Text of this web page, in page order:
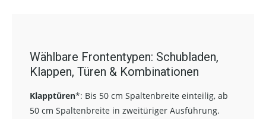
Wählbare Frontentypen: Schubladen,
Klappen, Türen & Kombinationen
Klapptüren*: Bis 50 cm Spaltenbreite einteilig, ab
50 cm Spaltenbreite in zweitüriger Ausführung.